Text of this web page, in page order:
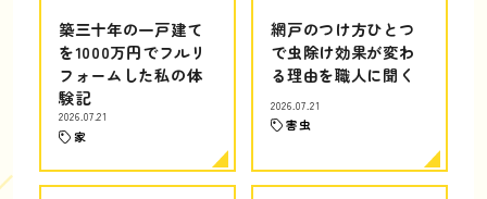
築三十年の一戸建て
を1000万円でフルリ
フォームした私の体
験記
2026.07.21
家
網戸のつけ方ひとつ
で虫除け効果が変わ
る理由を職人に聞く
2026.07.21
害虫